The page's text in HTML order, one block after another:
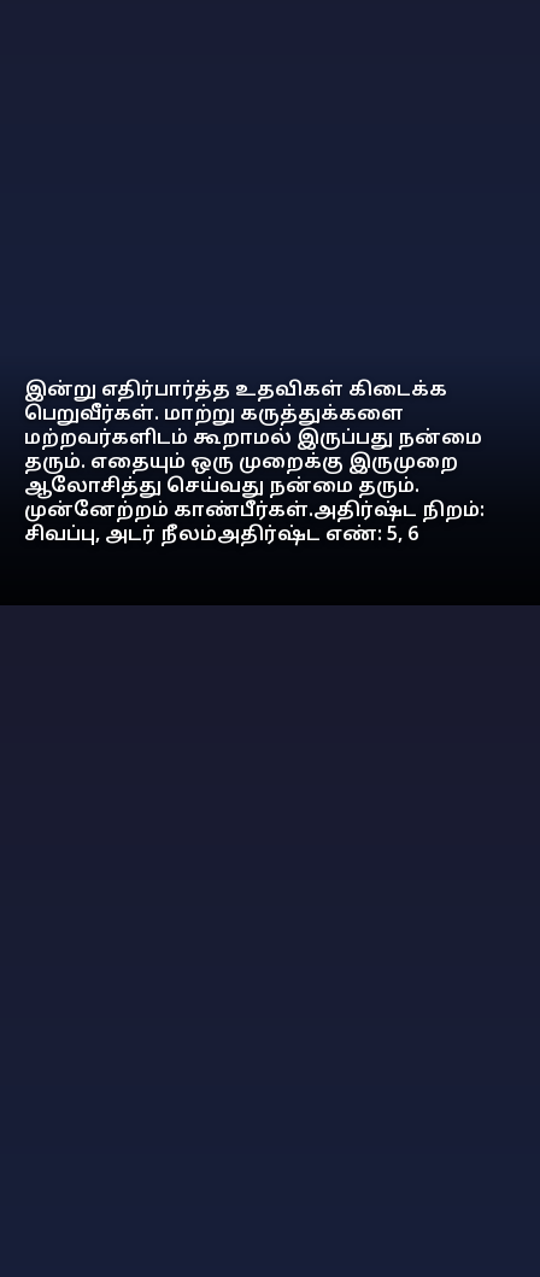
இன்று எதிர்பார்த்த உதவிகள் கிடைக்க
பெறுவீர்கள். மாற்று கருத்துக்களை
மற்றவர்களிடம் கூறாமல் இருப்பது நன்மை
தரும். எதையும் ஒரு முறைக்கு இருமுறை
ஆலோசித்து செய்வது நன்மை தரும்.
முன்னேற்றம் காண்பீர்கள்.அதிர்ஷ்ட நிறம்:
சிவப்பு, அடர் நீலம்அதிர்ஷ்ட எண்: 5, 6